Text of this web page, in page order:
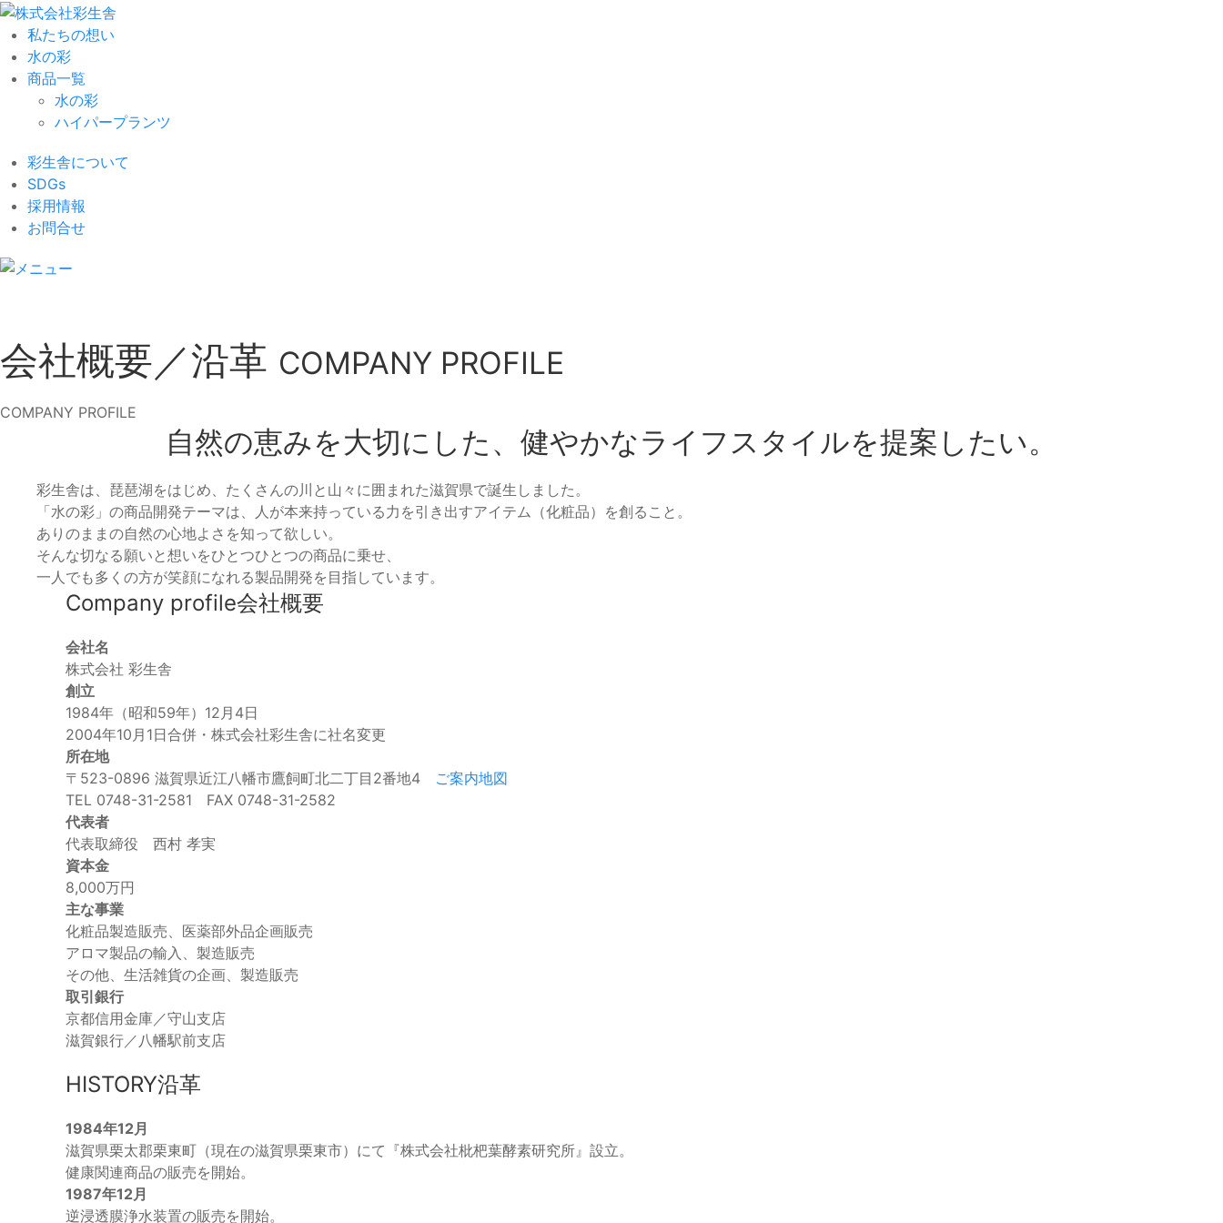
私たちの想い
水の彩
商品一覧
水の彩
ハイパープランツ
彩生舎について
SDGs
採用情報
お問合せ
会社概要／沿革 COMPANY PROFILE
COMPANY PROFILE
自然の恵みを大切にした、 健やかなライフスタイルを提案したい。
彩生舎は、琵琶湖をはじめ、たくさんの川と山々に囲まれた滋賀県で誕生しました。
「水の彩」の商品開発テーマは、人が本来持っている力を引き出すアイテム（化粧品）を創ること。
ありのままの自然の心地よさを知って欲しい。
そんな切なる願いと想いをひとつひとつの商品に乗せ、
一人でも多くの方が笑顔になれる製品開発を目指しています。
Company profile会社概要
会社名
株式会社 彩生舎
創立
1984年（昭和59年）12月4日
2004年10月1日合併・株式会社彩生舎に社名変更
所在地
〒523-0896 滋賀県近江八幡市鷹飼町北二丁目2番地4 ご案内地図
TEL 0748-31-2581 FAX 0748-31-2582
代表者
代表取締役 西村 孝実
資本金
8,000万円
主な事業
化粧品製造販売、医薬部外品企画販売
アロマ製品の輸入、製造販売
その他、生活雑貨の企画、製造販売
取引銀行
京都信用金庫／守山支店
滋賀銀行／八幡駅前支店
HISTORY沿革
1984年12月
滋賀県栗太郡栗東町（現在の滋賀県栗東市）にて『株式会社枇杷葉酵素研究所』設立。
健康関連商品の販売を開始。
1987年12月
逆浸透膜浄水装置の販売を開始。